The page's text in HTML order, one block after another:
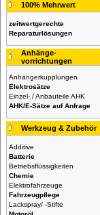
100% Mehrwert
zeitwertgerechte
Reparaturlösungen
Anhänge-
vorrichtungen
Anhängerkupplungen
Elektrosätze
Einzel- / Anbauteile AHK
AHK/E-Sätze auf Anfrage
Werkzeug & Zubehör
Additive
Batterie
Betriebsflüssigkeiten
Chemie
Elektrofahrzeuge
Fahrzeugpflege
Lackspray/ -Stifte